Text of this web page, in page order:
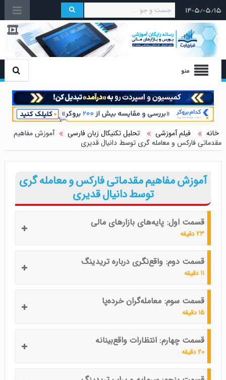
۱۴۰۵/۰۵/۱۵
منو
خانه فیلم آموزشی تحلیل تکنیکال زبان فارسی
آموزش مفاهیم
مقدماتی فارکس و معامله گری توسط دانیال قدیری
آموزش مفاهیم مقدماتی فارکس و معامله گری
توسط دانیال قدیری
قسمت اول: پایه‌های بازارهای مالی
۲۳ دقیقه
قسمت دوم: واقع‌نگری درباره تریدینگ
۱۱ دقیقه
قسمت سوم: معامله‌گران خرده‌پا
۱۵ دقیقه
قسمت چهارم: انتظارات واقع‌بینانه
۲۰ دقیقه